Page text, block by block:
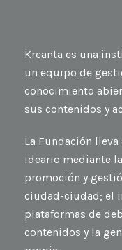
Kreanta es una
un equipo de
conocimiento
sus contenidos y
La Fundación
ideario mediante
promoción y
ciudad-ciudad; el
plataformas de
contenidos y la